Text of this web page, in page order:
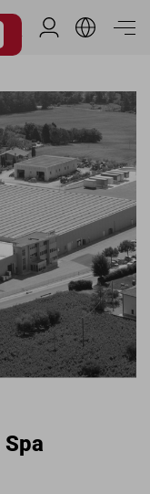
Area Riservata